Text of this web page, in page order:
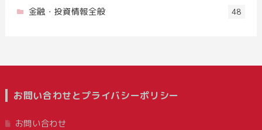
金融・投資情報全般 48
お問い合わせとプライバシーポリシー
お問い合わせ